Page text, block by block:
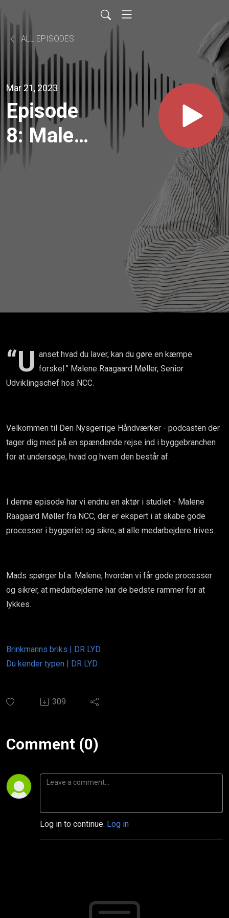
ALL EPISODES
Mar 21, 2023
Episode
8: Malene
Raagaard
“U anset hvad du laver, kan du gøre en kæmpe
forskel.” Malene Raagaard Møller, Senior
Udviklingschef hos NCC.
Velkommen til Den Nysgerrige Håndværker - podcasten der
tager dig med på en spændende rejse ind i byggebranchen
for at undersøge, hvad og hvem den består af.
I denne episode har vi endnu en aktør i studiet - Malene
Raagaard Møller fra NCC, der er ekspert i at skabe gode
processer i byggeriet og sikre, at alle medarbejdere trives.
Mads spørger bl.a. Malene, hvordan vi får gode processer
og sikrer, at medarbejderne har de bedste rammer for at
lykkes.
Brinkmanns briks | DR LYD
Du kender typen | DR LYD
309
Comment (0)
Log in to continue. Log in